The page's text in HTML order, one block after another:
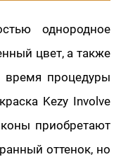
однородное
цвет, а также
время процедуры
Kezy Involve
приобретают
оттенок, но